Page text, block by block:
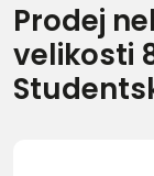
Prodej
velikosti